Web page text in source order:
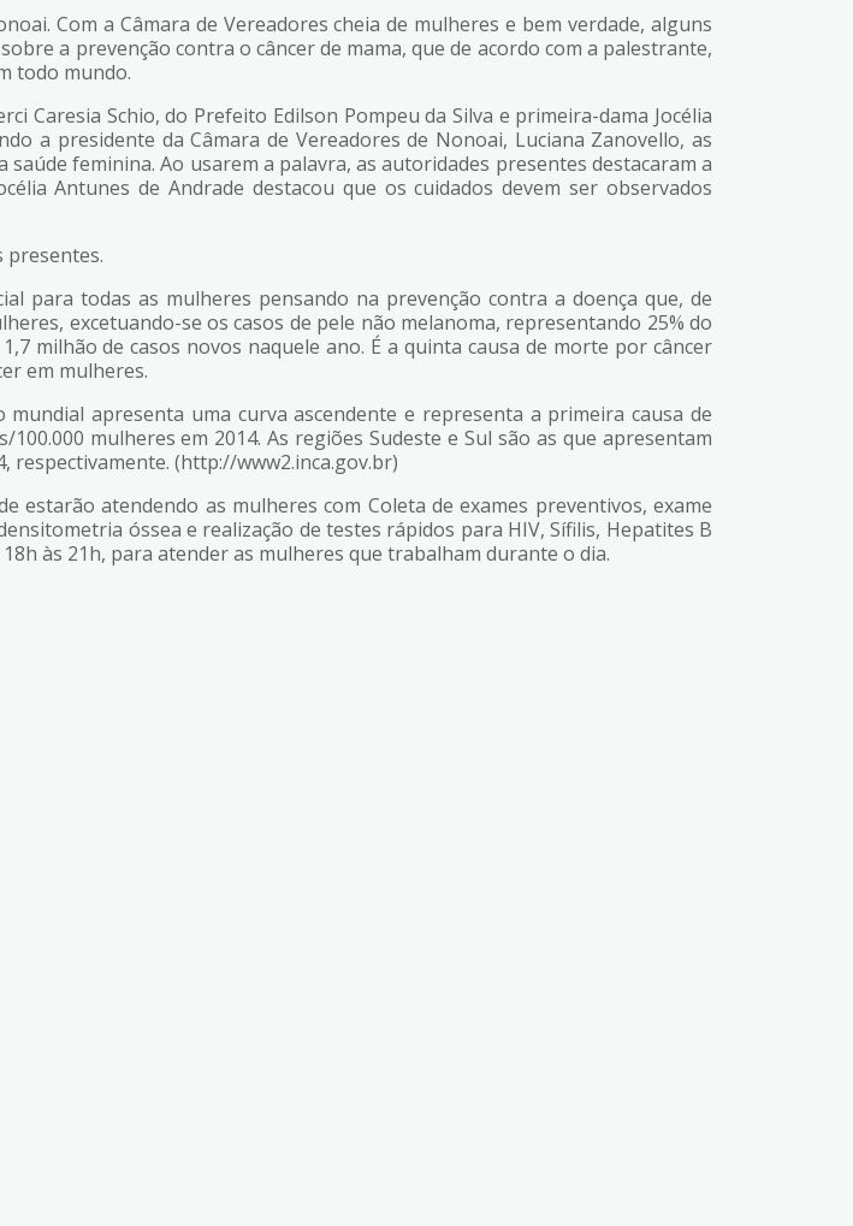
Com a Câmara de Vereadores cheia de mulheres e bem verdade, alguns
a prevenção contra o câncer de mama, que de acordo com a palestrante,
todo mundo.
Caresia Schio, do Prefeito Edilson Pompeu da Silva e primeira-dama Jocélia
a presidente da Câmara de Vereadores de Nonoai, Luciana Zanovello, as
feminina. Ao usarem a palavra, as autoridades presentes destacaram a
Antunes de Andrade destacou que os cuidados devem ser observados
presentes.
para todas as mulheres pensando na prevenção contra a doença que, de
excetuando-se os casos de pele não melanoma, representando 25% do
milhão de casos novos naquele ano. É a quinta causa de morte por câncer
em mulheres.
apresenta uma curva ascendente e representa a primeira causa de
mulheres em 2014. As regiões Sudeste e Sul são as que apresentam
respectivamente. (http://www2.inca.gov.br)
estarão atendendo as mulheres com Coleta de exames preventivos, exame
óssea e realização de testes rápidos para HIV, Sífilis, Hepatites B
às 21h, para atender as mulheres que trabalham durante o dia.